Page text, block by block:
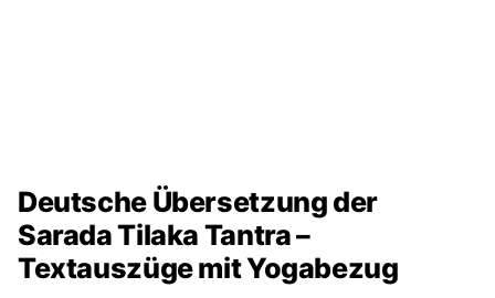
Deutsche Übersetzung der
Sarada Tilaka Tantra –
Textauszüge mit Yogabezug